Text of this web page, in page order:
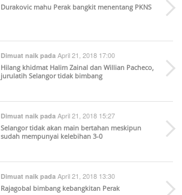
Durakovic mahu Perak bangkit menentang PKNS
Dimuat naik pada April 21, 2018 17:00
Hilang khidmat Halim Zainal dan Willian Pacheco,
jurulatih Selangor tidak bimbang
Dimuat naik pada April 21, 2018 15:27
Selangor tidak akan main bertahan meskipun
sudah mempunyai kelebihan 3-0
Dimuat naik pada April 21, 2018 13:30
Rajagobal bimbang kebangkitan Perak